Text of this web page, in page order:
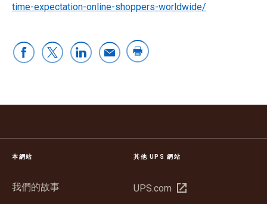
time-expectation-online-shoppers-worldwide/
本網站
我們的故事
其他 UPS 網站
UPS.com 在